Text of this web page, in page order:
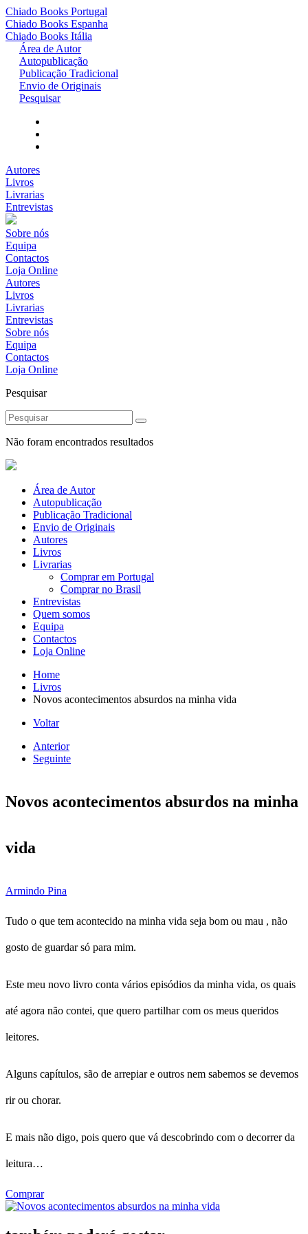
Chiado Books Portugal
Chiado Books Espanha
Chiado Books Itália
Área de Autor
Autopublicação
Publicação Tradicional
Envio de Originais
Pesquisar
Autores
Livros
Livrarias
Entrevistas
Sobre nós
Equipa
Contactos
Loja Online
Autores
Livros
Livrarias
Entrevistas
Sobre nós
Equipa
Contactos
Loja Online
Pesquisar
Não foram encontrados resultados
Área de Autor
Autopublicação
Publicação Tradicional
Envio de Originais
Autores
Livros
Livrarias
Comprar em Portugal
Comprar no Brasil
Entrevistas
Quem somos
Equipa
Contactos
Loja Online
Home
Livros
Novos acontecimentos absurdos na minha vida
Voltar
Anterior
Seguinte
Novos acontecimentos absurdos na minha
vida
Armindo Pina
Tudo o que tem acontecido na minha vida seja bom ou mau , não
gosto de guardar só para mim.
Este meu novo livro conta vários episódios da minha vida, os quais
até agora não contei, que quero partilhar com os meus queridos
leitores.
Alguns capítulos, são de arrepiar e outros nem sabemos se devemos
rir ou chorar.
E mais não digo, pois quero que vá descobrindo com o decorrer da
leitura…
Comprar